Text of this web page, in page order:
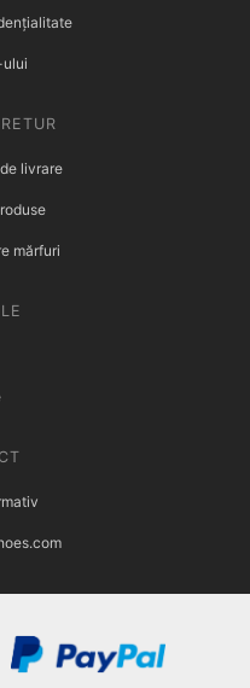
livrare
mărfuri